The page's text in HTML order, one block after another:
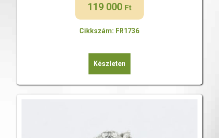
119 000 Ft
Cikkszám: FR1736
Készleten